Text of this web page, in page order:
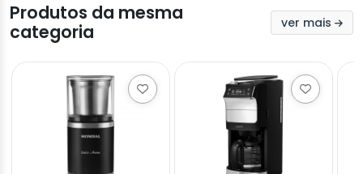
Produtos da mesma
categoria
ver mais